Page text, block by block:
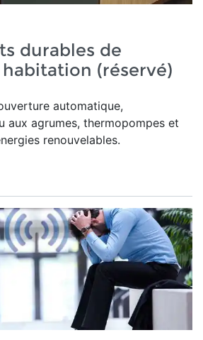
durables de
(réservé)
automatique,
aux agrumes, thermopompes et
renouvelables.